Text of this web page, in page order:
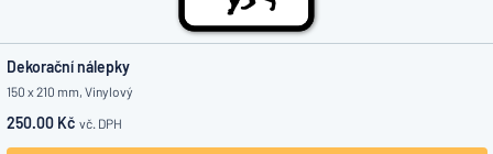
Dekorační nálepky
150 x 210 mm, Vinylový
250.00 Kč vč. DPH